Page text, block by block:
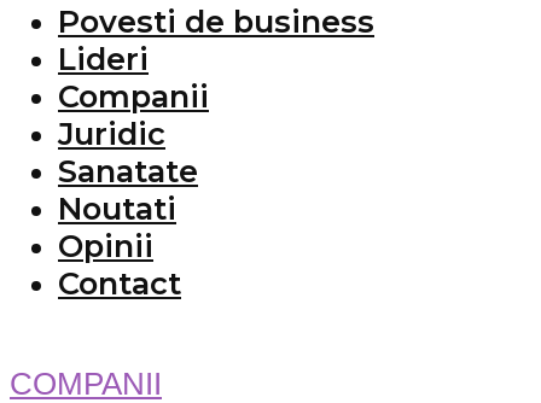
Povesti de business
Lideri
Companii
Juridic
Sanatate
Noutati
Opinii
Contact
COMPANII